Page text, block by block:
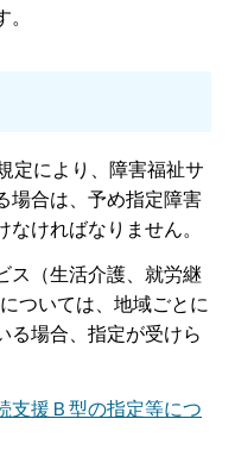
定により、障害福祉サ
場合は、予め指定障害
ければなりません。
ス（生活介護、就労継
ついては、地域ごとに
る場合、指定が受けら
支援Ｂ型の指定等につ